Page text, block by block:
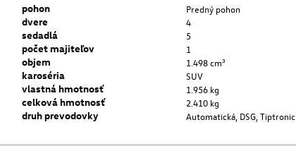
pohon Predný pohon
dvere 4
sedadlá 5
počet majiteľov 1
objem 1.498 cm³
karoséria SUV
vlastná hmotnosť 1.956 kg
celková hmotnosť 2.410 kg
druh prevodovky Automatická, DSG, Tiptronic